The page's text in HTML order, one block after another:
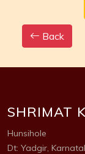
Back
SHRIMAT
Hunsihole
Dt: Yadgir,